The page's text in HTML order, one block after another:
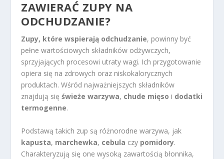
ZAWIERAĆ ZUPY NA
ODCHUDZANIE?
Zupy, które wspierają odchudzanie, powinny być
pełne wartościowych składników odżywczych,
sprzyjających procesowi utraty wagi. Ich przygotowanie
opiera się na zdrowych oraz niskokalorycznych
produktach. Wśród najważniejszych składników
znajdują sięświeże warzywa, chude mięso i dodatki
termogenne.
Podstawą takich zup są różnorodne warzywa, jak
kapusta, marchewka, cebula czy pomidory.
Charakteryzują się one wysoką zawartością błonnika,